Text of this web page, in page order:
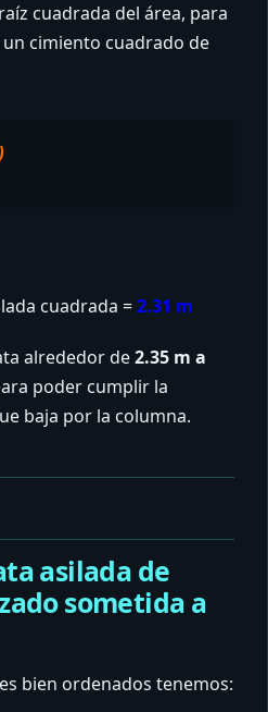
cuadrada del área, para
cimiento cuadrado de
cuadrada =2.31 m
alrededor de2.35 m a
poder cumplir la
baja por la columna.
asilada de
sometida a
bien ordenados tenemos: